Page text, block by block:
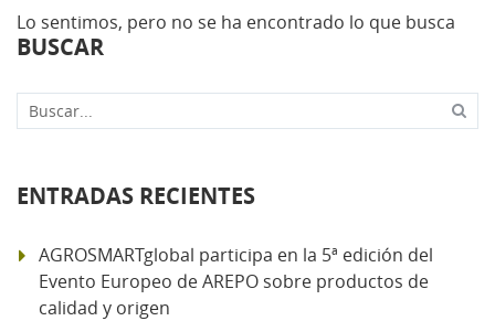
Lo sentimos, pero no se ha encontrado lo que busca
BUSCAR
Buscar...
ENTRADAS RECIENTES
AGROSMARTglobal participa en la 5ª edición del
Evento Europeo de AREPO sobre productos de
calidad y origen